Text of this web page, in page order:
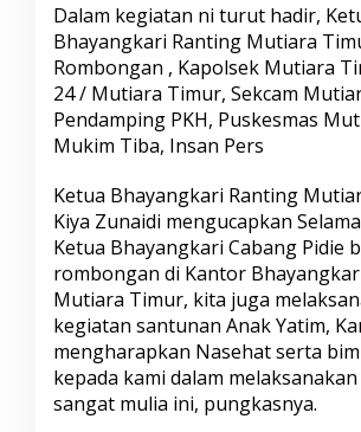
e
:
i
l
a
t
r
a
h
m
i
k
e
K
a
n
t
o
Dalam kegiatan ni turut hadir,
Bhayangkari Ranting Mutiara
Rombongan , Kapolsek Mutiara
24 / Mutiara Timur, Sekcam
Pendamping PKH, Puskesmas
Mukim Tiba, Insan Pers
Ketua Bhayangkari Ranting
Kiya Zunaidi mengucapkan
Ketua Bhayangkari Cabang Pidie
rombongan di Kantor
Mutiara Timur, kita juga
kegiatan santunan Anak Yatim,
mengharapkan Nasehat serta
kepada kami dalam
sangat mulia ini, pungkasnya.